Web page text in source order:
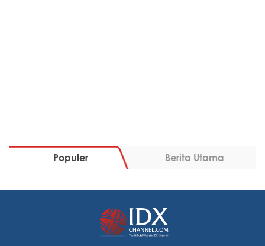
Populer Berita Utama